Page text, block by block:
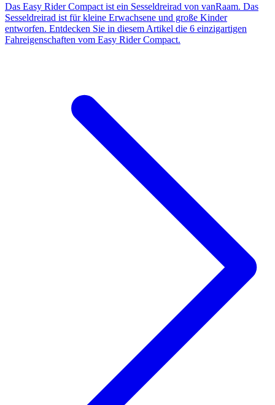
Das Easy Rider Compact ist ein Sesseldreirad von vanRaam. Das
Sesseldreirad ist für kleine Erwachsene und große Kinder
entworfen. Entdecken Sie in diesem Artikel die 6 einzigartigen
Fahreigenschaften vom Easy Rider Compact.